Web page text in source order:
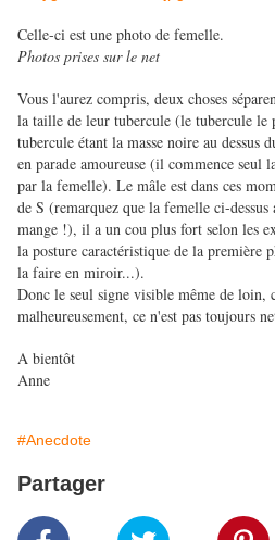
Celle-ci est une photo de femelle.
Photos prises sur le net
Vous l'aurez compris, deux choses
la taille de leur tubercule (le tubercule le
tubercule étant la masse noire au dessus
en parade amoureuse (il commence seul
par la femelle). Le mâle est dans ces
de S (remarquez que la femelle ci-
mange !), il a un cou plus fort selon les
la posture caractéristique de la première
la faire en miroir...).
Donc le seul signe visible même de loin,
malheureusement, ce n'est pas toujours
A bientôt
Anne
#Anecdote
Partager